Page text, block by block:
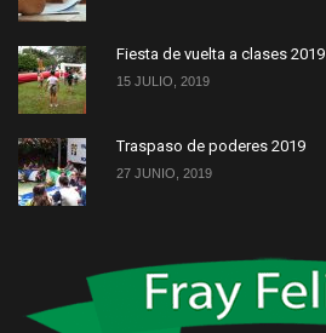
Fiesta de vuelta a clases 2019
15 JULIO, 2019
Traspaso de poderes 2019
27 JUNIO, 2019